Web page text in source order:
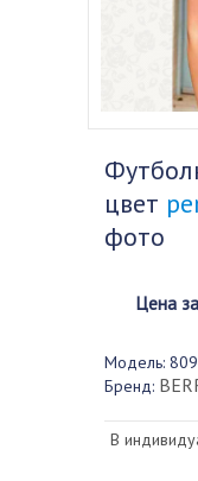
цвет
фото
Цена
Модель:
Бренд:
В